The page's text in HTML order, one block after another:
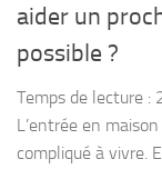
aider un
possible ?
Temps de lecture :
L’entrée en
compliqué à vivre.